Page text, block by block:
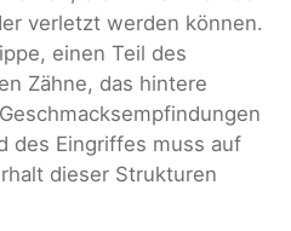
verletzt werden können.
einen Teil des
Zähne, das hintere
des Eingriffes muss auf
dieser Strukturen